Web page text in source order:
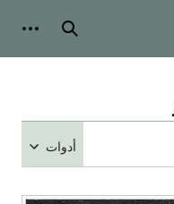
بحث
أدوات